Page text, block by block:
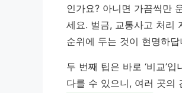
인가요? 아니면 가끔씩만
세요. 벌금, 교통사고 처리
순위에 두는 것이 현명하답
두 번째 팁은 바로 ‘비교’
다를 수 있으니, 여러 곳의